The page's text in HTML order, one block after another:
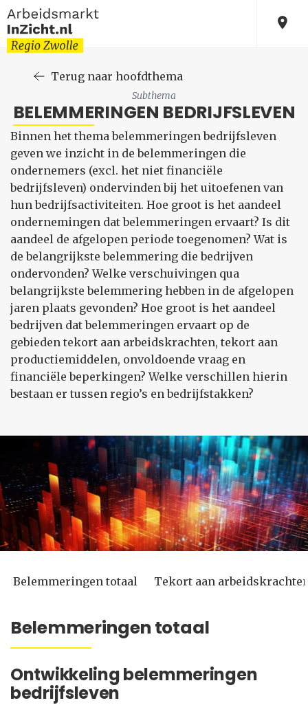
Terug naar hoofdthema
Subthema
BELEMMERINGEN BEDRIJFSLEVEN
Binnen het thema belemmeringen bedrijfsleven
geven we inzicht in de belemmeringen die
ondernemers (excl. het niet financiële
bedrijfsleven) ondervinden bij het uitoefenen van
hun bedrijfsactiviteiten. Hoe groot is het aandeel
ondernemingen dat belemmeringen ervaart? Is dit
aandeel de afgelopen periode toegenomen? Wat is
de belangrijkste belemmering die bedrijven
ondervonden? Welke verschuivingen qua
belangrijkste belemmering hebben in de afgelopen
jaren plaats gevonden? Hoe groot is het aandeel
bedrijven dat belemmeringen ervaart op de
gebieden tekort aan arbeidskrachten, tekort aan
productiemiddelen, onvoldoende vraag en
financiële beperkingen? Welke verschillen hierin
bestaan er tussen regio’s en bedrijfstakken?
Belemmeringen totaal Tekort aan
Belemmeringen totaal
Ontwikkeling belemmeringen
bedrijfsleven